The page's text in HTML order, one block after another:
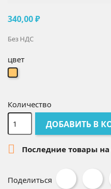
340,00 ₽
Без НДС
цвет
персиковый
Количество
ДОБАВИТЬ В
 Последние товары на
Поделиться